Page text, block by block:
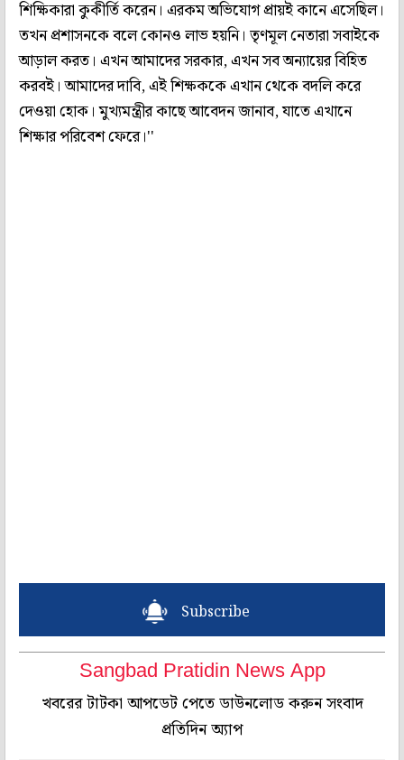
শিক্ষিকারা কুকীর্তি করেন। এরকম অভিযোগ প্রায়ই কানে এসেছিল।
তখন প্রশাসনকে বলে কোনও লাভ হয়নি। তৃণমূল নেতারা সবাইকে
আড়াল করত। এখন আমাদের সরকার, এখন সব অন্যায়ের বিহিত
করবই। আমাদের দাবি, এই শিক্ষককে এখান থেকে বদলি করে
দেওয়া হোক। মুখ্যমন্ত্রীর কাছে আবেদন জানাব, যাতে এখানে
শিক্ষার পরিবেশ ফেরে।''
Subscribe
Sangbad Pratidin News App
খবরের টাটকা আপডেট পেতে ডাউনলোড করুন সংবাদ
প্রতিদিন অ্যাপ